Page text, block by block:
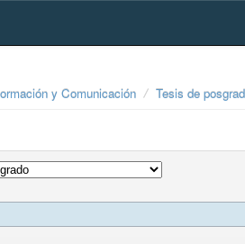
y Comunicación Tesis de